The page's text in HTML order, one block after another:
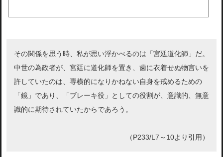
その関係を思う時、私が思い浮かべるのは「宮廷道化師」だ。
中世の為政者が、宮廷に道化師を置き、歯に衣着せぬ物言いを
許していたのは、専横的になりかねない自身を戒めるための
「鏡」であり、「ブレーキ役」としての役割が、意識的、無意
識的に期待されていたからであろう。
（P233/L7～10より引用）